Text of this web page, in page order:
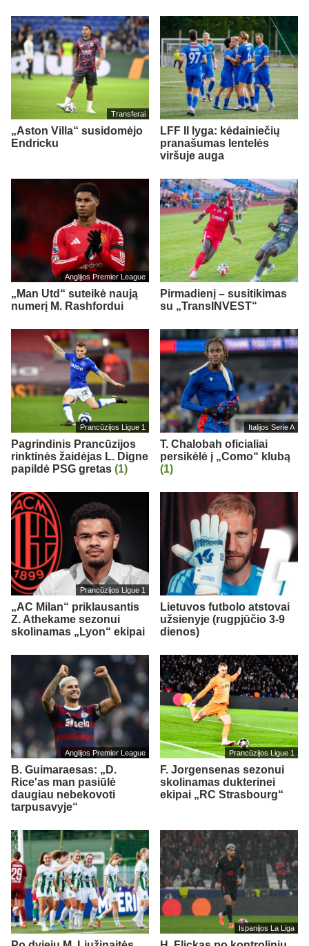
Transferai
„Aston Villa“ susidomėjo
Endricku
LFF II lyga: kėdainiečių
pranašumas lentelės
viršuje auga
Anglijos Premier League
„Man Utd“ suteikė naują
numerį M. Rashfordui
Pirmadienį – susitikimas
su „TransINVEST“
Prancūzijos Ligue 1
Pagrindinis Prancūzijos
rinktinės žaidėjas L. Digne
papildė PSG gretas (1)
Italijos Serie A
T. Chalobah oficialiai
persikėlė į „Como“ klubą
(1)
Prancūzijos Ligue 1
„AC Milan“ priklausantis
Z. Athekame sezonui
skolinamas „Lyon“ ekipai
Lietuvos futbolo atstovai
užsienyje (rugpjūčio 3-9
dienos)
Anglijos Premier League
B. Guimaraesas: „D.
Rice'as man pasiūlė
daugiau nebekovoti
tarpusavyje“
Prancūzijos Ligue 1
F. Jorgensenas sezonui
skolinamas dukterinei
ekipai „RC Strasbourg“
Ispanijos La Liga